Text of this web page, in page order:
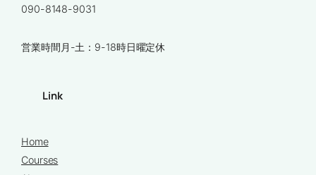
090-8148-9031
営業時間月-土：9-18時日曜定休
Link
Home
Courses